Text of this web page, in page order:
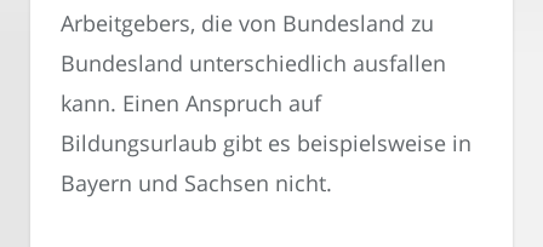
Arbeitgebers, die von Bundesland zu
Bundesland unterschiedlich ausfallen
kann. Einen Anspruch auf
Bildungsurlaub gibt es beispielsweise in
Bayern und Sachsen nicht.